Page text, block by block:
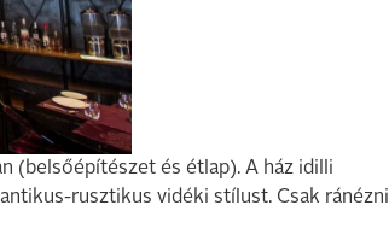
(belsőépítészet és étlap). A ház idilli
rusztikus vidéki stílust. Csak ránézni